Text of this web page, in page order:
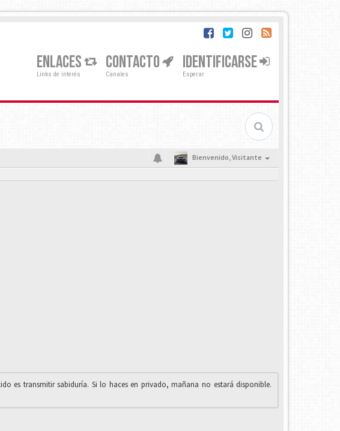
ENLACES
Links de interés
CONTACTO
Canales
IDENTIFICARSE
Esperar
Bienvenido,Visitante
es transmitir sabiduría. Si lo haces en privado, mañana no estará disponible.